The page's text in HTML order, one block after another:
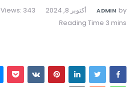
by
ADMIN أكتوبر 8, 2024 Views: 343